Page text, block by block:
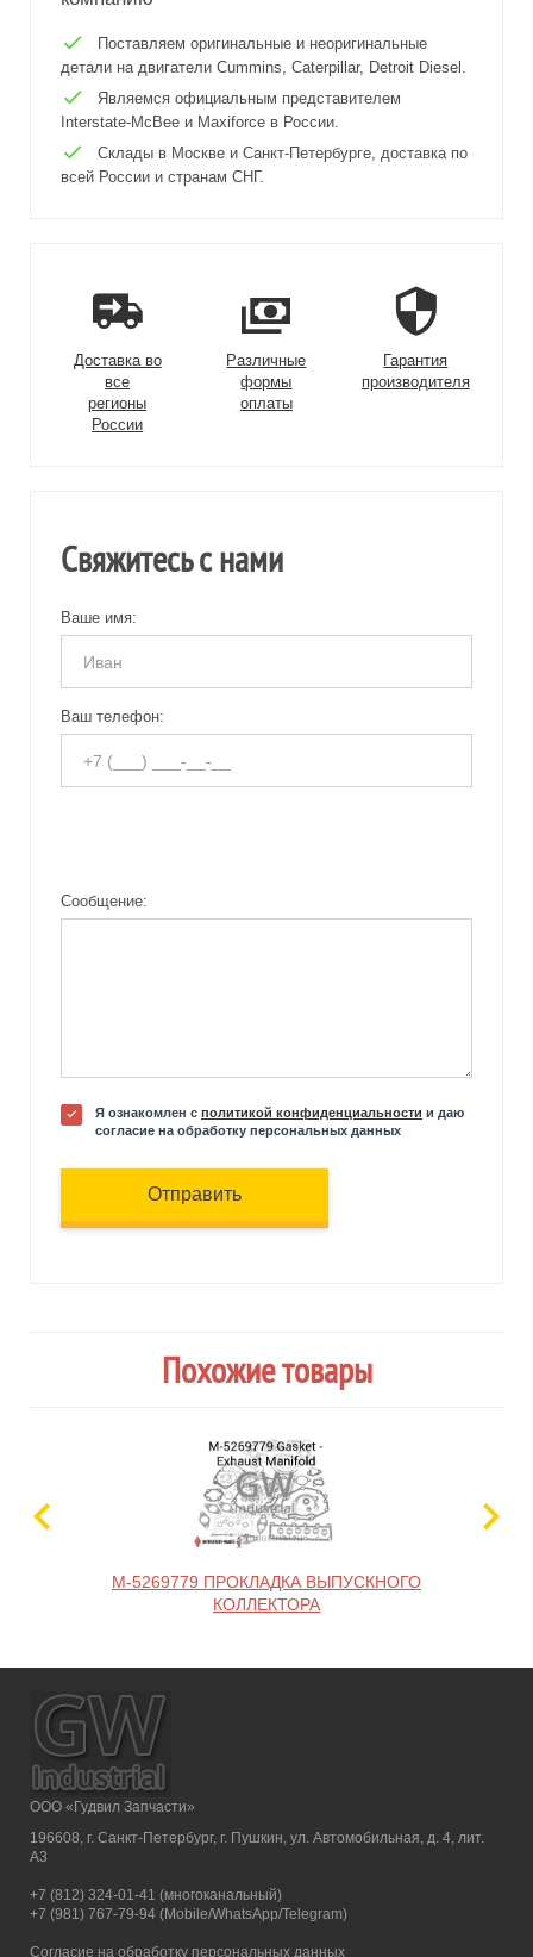
Поставляем оригинальные и неоригинальные
детали на двигатели Cummins, Caterpillar, Detroit Diesel.
Являемся официальным представителем
Interstate-McBee и Maxiforce в России.
Склады в Москве и Санкт-Петербурге, доставка по
всей России и странам СНГ.
Доставка во
все
регионы
России
Различные
формы
оплаты
Гарантия
производителя
Свяжитесь с нами
Ваше имя:
Ваш телефон:
Сообщение:
Я ознакомлен с политикой конфиденциальности и даю
согласие на обработку персональных данных
Отправить
Похожие товары
M-5269779 ПРОКЛАДКА ВЫПУСКНОГО
КОЛЛЕКТОРА
ООО «Гудвил Запчасти»
196608, г. Санкт-Петербург, г. Пушкин, ул. Автомобильная, д. 4, лит.
А3
+7 (812) 324-01-41 (многоканальный)
+7 (981) 767-79-94 (Mobile/WhatsApp/Telegram)
Согласие на обработку персональных данных